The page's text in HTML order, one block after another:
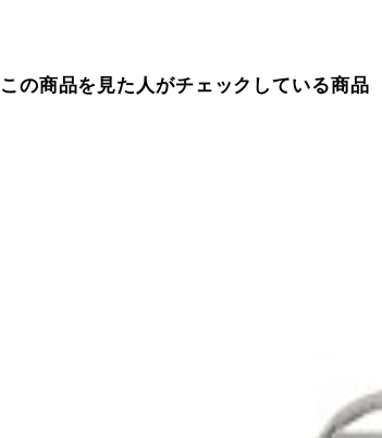
この商品を見た人がチェックしている商品